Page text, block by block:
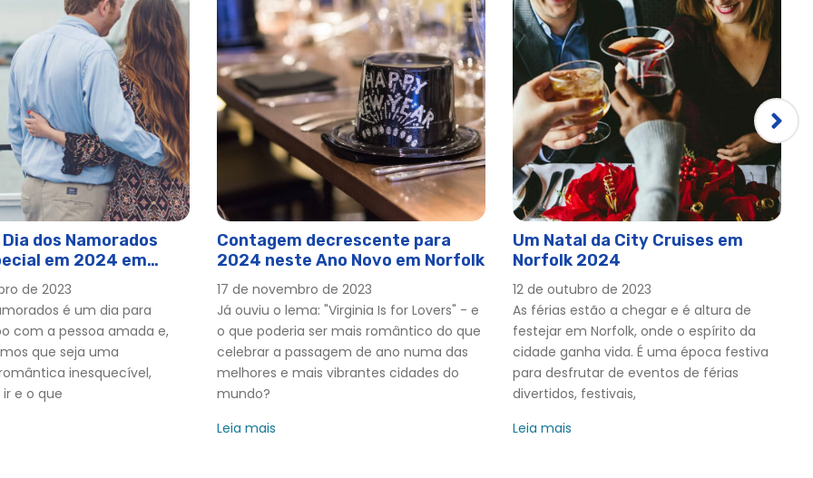
| City Cruises™
da cidade
da cidade
dos Namorados
em 2024 em
de 2023
é um dia para
com a pessoa amada e,
que seja uma
inesquecível,
e o que
Contagem decrescente para
2024 neste Ano Novo em Norfolk
17 de novembro de 2023
Já ouviu o lema: "Virginia Is for Lovers" - e
o que poderia ser mais romântico do que
celebrar a passagem de ano numa das
melhores e mais vibrantes cidades do
mundo?
Leia mais
Um Natal da City Cruises em
Norfolk 2024
12 de outubro de 2023
As férias estão a chegar e é altura de
festejar em Norfolk, onde o espírito da
cidade ganha vida. É uma época festiva
para desfrutar de eventos de férias
divertidos, festivais,
Leia mais